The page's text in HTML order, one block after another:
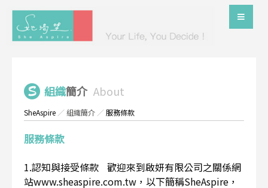
組織簡介 About
SheAspire ／組織簡介 ／服務條款
服務條款
1.認知與接受條款 歡迎來到啟妍有限公司之關係網
站www.sheaspire.com.tw，以下簡稱SheAspire，